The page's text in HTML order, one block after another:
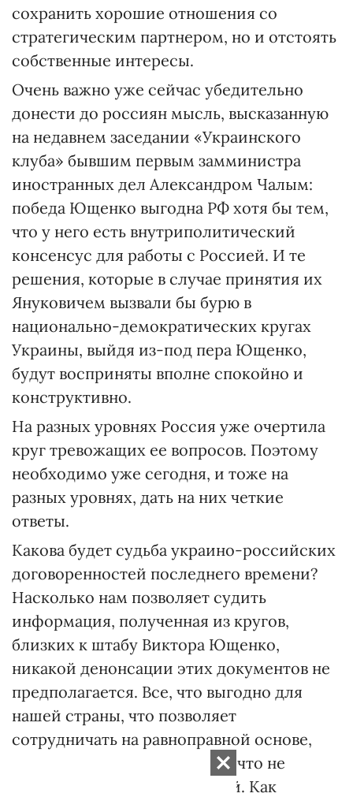
сохранить хорошие отношения со
стратегическим партнером, но и отстоять
собственные интересы.
Очень важно уже сейчас убедительно
донести до россиян мысль, высказанную
на недавнем заседании «Украинского
клуба» бывшим первым замминистра
иностранных дел Александром Чалым:
победа Ющенко выгодна РФ хотя бы тем,
что у него есть внутриполитический
консенсус для работы с Россией. И те
решения, которые в случае принятия их
Януковичем вызвали бы бурю в
национально-демократических кругах
Украины, выйдя из-под пера Ющенко,
будут восприняты вполне спокойно и
конструктивно.
На разных уровнях Россия уже очертила
круг тревожащих ее вопросов. Поэтому
необходимо уже сегодня, и тоже на
разных уровнях, дать на них четкие
ответы.
Какова будет судьба украино-российских
договоренностей последнего времени?
Насколько нам позволяет судить
информация, полученная из кругов,
близких к штабу Виктора Ющенко,
никакой денонсации этих документов не
предполагается. Все, что выгодно для
нашей страны, что позволяет
сотрудничать на равноправной основе,
будет реализовываться. А то, что не
выгодно, отомрет само собой. Как